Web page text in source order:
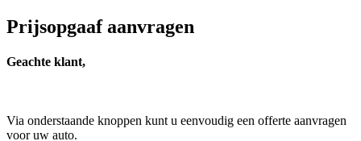
Prijsopgaaf aanvragen
Geachte klant,
Via onderstaande knoppen kunt u eenvoudig een offerte aanvragen
voor uw auto.